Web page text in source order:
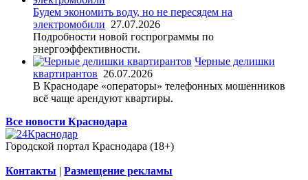
Будем экономить воду, но не пересядем на
электромобили 27.07.2026
Подробности новой госпрограммы по
энергоэффективности.
Черные делишки
квартирантов 26.07.2026
В Краснодаре «операторы» телефонных мошенников
всё чаще арендуют квартиры.
Все новости Краснодара
Городской портал Краснодара (18+)
Контакты | Размещение рекламы